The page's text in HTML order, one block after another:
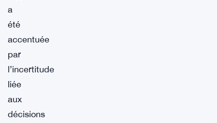
a
été
accentuée
par
l’incertitude
liée
aux
décisions